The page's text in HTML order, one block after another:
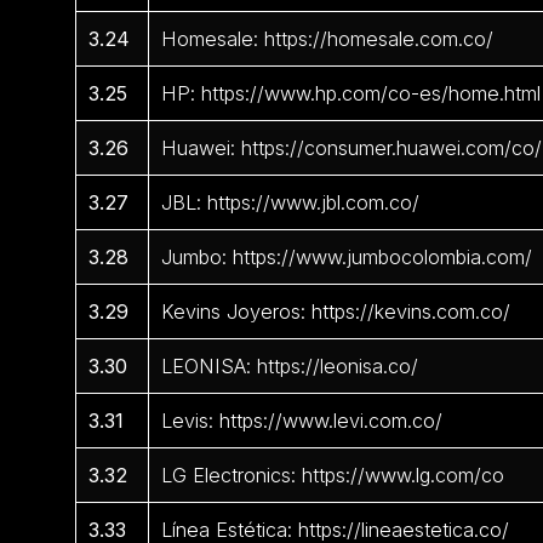
3.24 Homesale: https://homesale.com.co/
3.25 HP: https://www.hp.com/co-es/home.html
3.26 Huawei: https://consumer.huawei.com/co/
3.27 JBL: https://www.jbl.com.co/
3.28 Jumbo: https://www.jumbocolombia.com/
3.29 Kevins Joyeros: https://kevins.com.co/
3.30 LEONISA: https://leonisa.co/
3.31 Levis: https://www.levi.com.co/
3.32 LG Electronics: https://www.lg.com/co
3.33 Línea Estética: https://lineaestetica.co/